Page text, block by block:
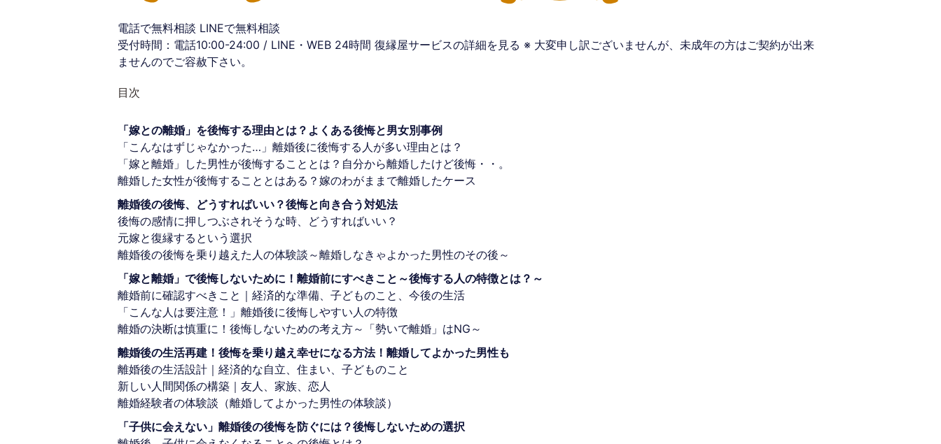
電話で無料相談 LINEで無料相談
受付時間：電話10:00-24:00 / LINE・WEB 24時間 復縁屋サービスの詳細を見る ※ 大変申し訳ございませんが、未成年の方はご契約が出来
ませんのでご容赦下さい。
目次
「嫁との離婚」を後悔する理由とは？よくある後悔と男女別事例
「こんなはずじゃなかった…」離婚後に後悔する人が多い理由とは？
「嫁と離婚」した男性が後悔することとは？自分から離婚したけど後悔・・。
離婚した女性が後悔することとはある？嫁のわがままで離婚したケース
離婚後の後悔、どうすればいい？後悔と向き合う対処法
後悔の感情に押しつぶされそうな時、どうすればいい？
元嫁と復縁するという選択
離婚後の後悔を乗り越えた人の体験談～離婚しなきゃよかった男性のその後～
「嫁と離婚」で後悔しないために！離婚前にすべきこと～後悔する人の特徴とは？～
離婚前に確認すべきこと｜経済的な準備、子どものこと、今後の生活
「こんな人は要注意！」離婚後に後悔しやすい人の特徴
離婚の決断は慎重に！後悔しないための考え方～「勢いで離婚」はNG～
離婚後の生活再建！後悔を乗り越え幸せになる方法！離婚してよかった男性も
離婚後の生活設計｜経済的な自立、住まい、子どものこと
新しい人間関係の構築｜友人、家族、恋人
離婚経験者の体験談（離婚してよかった男性の体験談）
「子供に会えない」離婚後の後悔を防ぐには？後悔しないための選択